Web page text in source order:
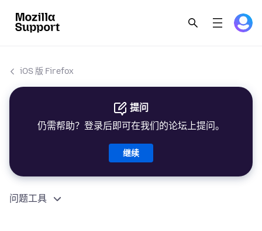
iOS 版 Firefox
提问
仍需帮助？登录后即可在我们的论坛上提问。
继续
问题工具